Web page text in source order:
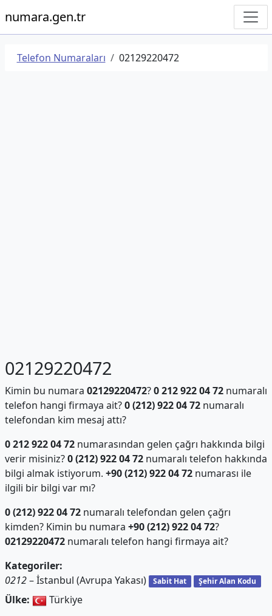
numara.gen.tr
Telefon Numaraları 02129220472
02129220472
Kimin bu numara 02129220472?0 212 922 04 72numaralı
telefon hangi firmaya ait?0 (212) 922 04 72numaralı
telefondan kim mesaj attı?
0 212 922 04 72numarasından gelen çağrı hakkında bilgi
verir misiniz?0 (212) 922 04 72numaralı telefon hakkında
bilgi almak istiyorum. +90 (212) 922 04 72numarası ile
ilgili bir bilgi var mı?
0 (212) 922 04 72numaralı telefondan gelen çağrı
kimden? Kimin bu numara +90 (212) 922 04 72?
02129220472numaralı telefon hangi firmaya ait?
Kategoriler:
0212– İstanbul (Avrupa Yakası) Sabit Hat Şehir Alan Kodu
Ülke:
Türkiye